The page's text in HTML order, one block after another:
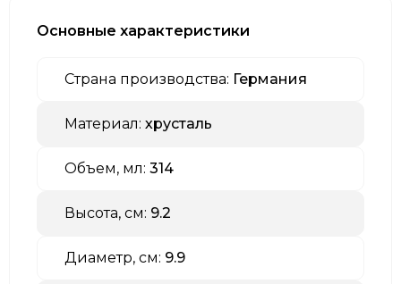
Основные характеристики
Страна производства: Германия
Материал: хрусталь
Объем, мл: 314
Высота, см: 9.2
Диаметр, см: 9.9